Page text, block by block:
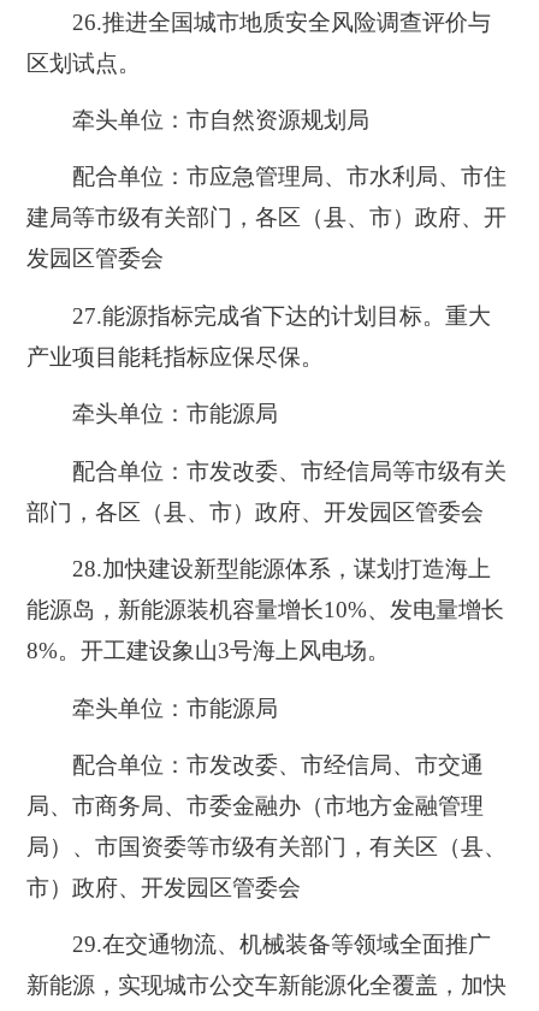
26.推进全国城市地质安全风险调查评价与
区划试点。
牵头单位：市自然资源规划局
配合单位：市应急管理局、市水利局、市住
建局等市级有关部门，各区（县、市）政府、开
发园区管委会
27.能源指标完成省下达的计划目标。重大
产业项目能耗指标应保尽保。
牵头单位：市能源局
配合单位：市发改委、市经信局等市级有关
部门，各区（县、市）政府、开发园区管委会
28.加快建设新型能源体系，谋划打造海上
能源岛，新能源装机容量增长10%、发电量增长
8%。开工建设象山3号海上风电场。
牵头单位：市能源局
配合单位：市发改委、市经信局、市交通
局、市商务局、市委金融办（市地方金融管理
局）、市国资委等市级有关部门，有关区（县、
市）政府、开发园区管委会
29.在交通物流、机械装备等领域全面推广
新能源，实现城市公交车新能源化全覆盖，加快